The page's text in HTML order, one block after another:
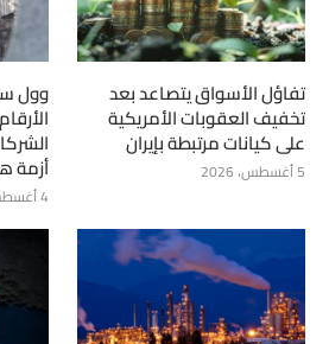
تفاؤل الأسواق يتصاعد بعد
تخفيف العقوبات الأمريكية
على كيانات مرتبطة بإيران
5 أغسطس، 2026
وول
أزمة
4 أغسطس، 2026